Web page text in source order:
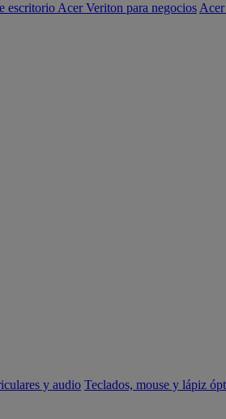
escritorio Acer Veriton para negocios
y audio Teclados, mouse y lápiz